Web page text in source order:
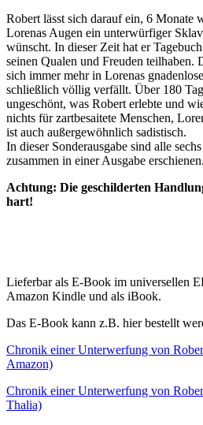
Robert lässt sich darauf ein, 6 Monate
Lorenas Augen ein unterwürfiger
wünscht. In dieser Zeit hat er
seinen Qualen und Freuden teilhaben.
sich immer mehr in Lorenas
schließlich völlig verfällt. Über 180
ungeschönt, was Robert erlebte und
nichts für zartbesaitete Menschen,
ist auch außergewöhnlich sadistisch.
In dieser Sonderausgabe sind alle
zusammen in einer Ausgabe erschienen.
Achtung: Die geschilderten
hart!
Lieferbar als E-Book im universellen
Amazon Kindle und als iBook.
Das E-Book kann z.B. hier bestellt
Chronik einer Unterwerfung von
Amazon)
Chronik einer Unterwerfung von
Thalia)